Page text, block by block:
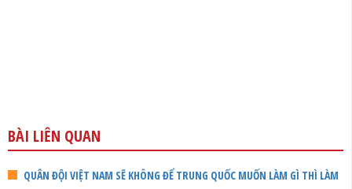
BÀI LIÊN QUAN
QUÂN ĐỘI VIỆT NAM SẼ KHÔNG ĐỂ TRUNG QUỐC MUỐN LÀM GÌ THÌ LÀM